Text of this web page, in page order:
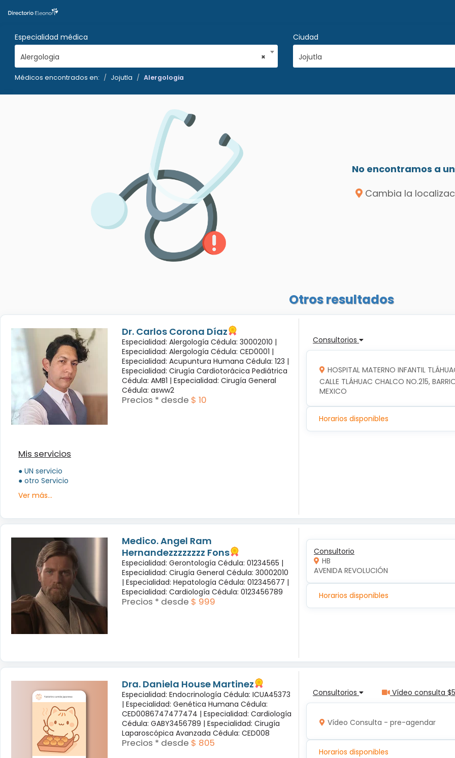
Especialidad médica
×
Alergologia
Ciudad
Jojutla
Médicos encontrados en: Jojutla Alergologia
No encontramos a
Cambia la
Otros resultados
Dr. Carlos Corona Díaz
Especialidad: Alergología Cédula: 30002010 |
Especialidad: Alergología Cédula: CED0001 |
Especialidad: Acupuntura Humana Cédula: 123 |
Especialidad: Cirugía Cardiotorácica Pediátrica
Cédula: AMB1 | Especialidad: Cirugía General
Cédula: asww2
Precios * desde $ 10
Mis servicios
● UN servicio
● otro Servicio
Ver más...
Consultorios
HOSPITAL MATERNO INFANTIL
CALLE TLÁHUAC CHALCO NO.215,
MEXICO
Horarios disponibles
Medico. Angel Ram
Hernandezzzzzzzz Fons
Especialidad: Gerontología Cédula: 01234565 |
Especialidad: Cirugía General Cédula: 30002010
| Especialidad: Hepatología Cédula: 012345677 |
Especialidad: Cardiología Cédula: 0123456789
Precios * desde $ 999
Consultorio
HB
AVENIDA REVOLUCIÓN
Horarios disponibles
Dra. Daniela House Martinez
Especialidad: Endocrinología Cédula: ICUA45373
| Especialidad: Genética Humana Cédula:
CED0086747477474 | Especialidad: Cardiología
Cédula: GABY3456789 | Especialidad: Cirugía
Laparoscópica Avanzada Cédula: CED008
Precios * desde $ 805
Consultorios Vídeo consulta
Vídeo Consulta - pre-agendar
Horarios disponibles